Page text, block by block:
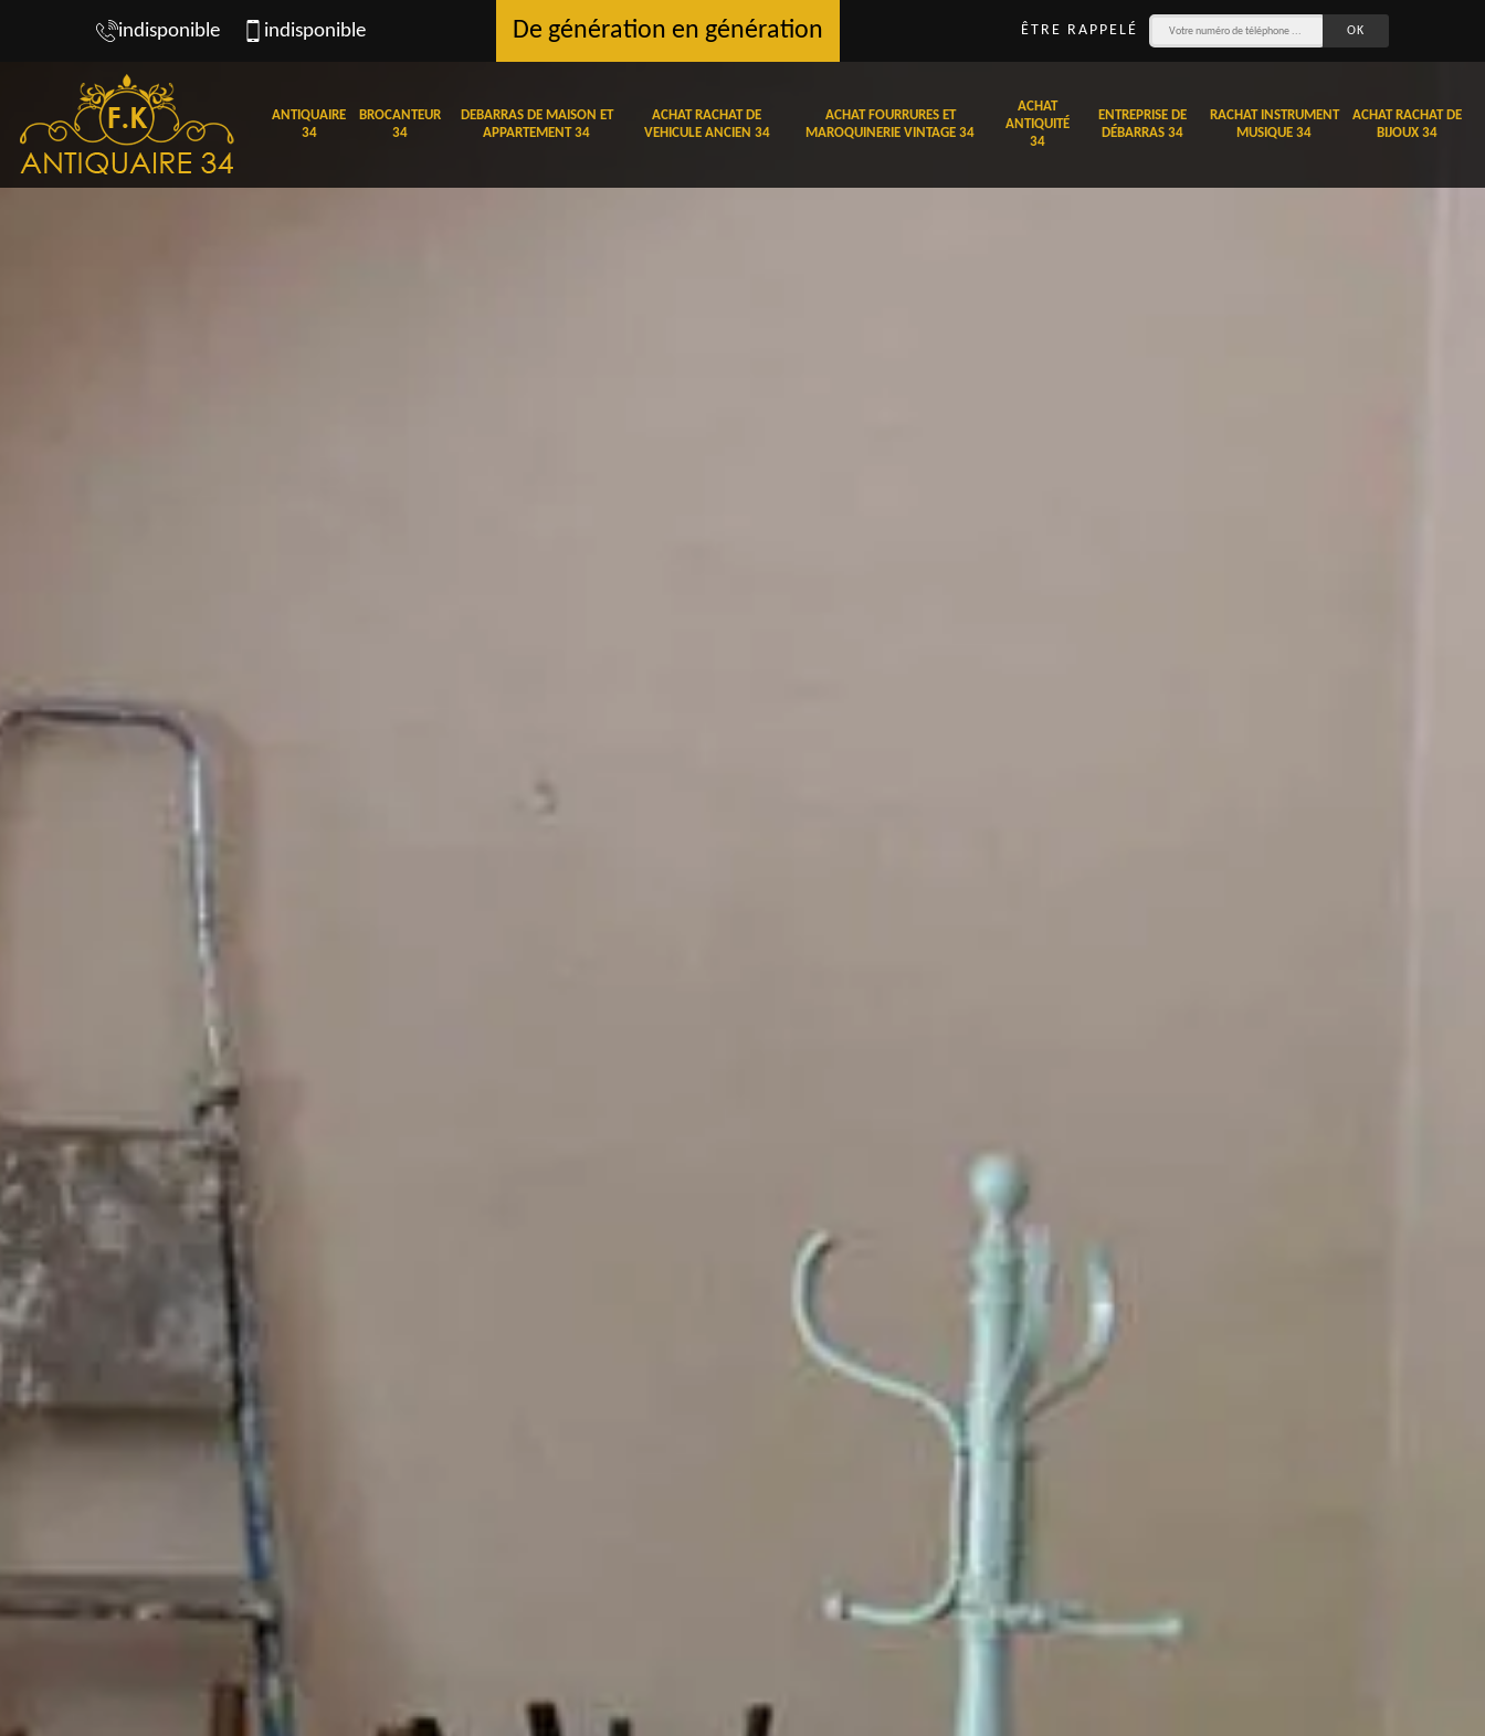
indisponible indisponible De génération en génération ÊTRE RAPPELÉ
ANTIQUAIRE
34
BROCANTEUR
34
DEBARRAS DE MAISON ET
APPARTEMENT 34
ACHAT RACHAT DE
VEHICULE ANCIEN 34
ACHAT FOURRURES ET
MAROQUINERIE VINTAGE 34
ACHAT
ANTIQUITÉ
34
ENTREPRISE DE
DÉBARRAS 34
RACHAT INSTRUMENT
MUSIQUE 34
ACHAT RACHAT DE
BIJOUX 34